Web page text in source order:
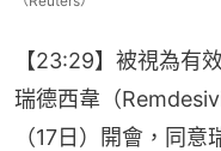
【23:29】被視為有
瑞德西韋（
（17日）開會，同